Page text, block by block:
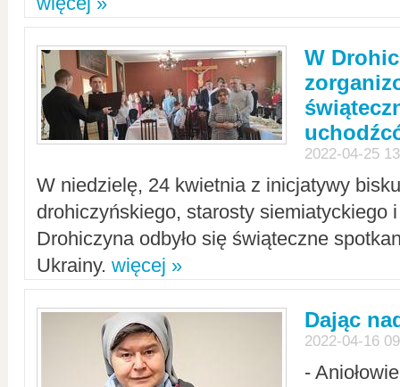
W
2022-04-25
W niedzielę, 24 kwietnia z inicjatywy
drohiczyńskiego, starosty siemiatyckiego
Drohiczyna odbyło się świąteczne
Ukrainy. więcej »
Dając
2022-04-16
-